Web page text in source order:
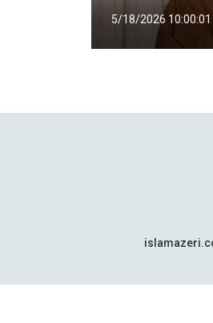
5/18/2026 10:00:01